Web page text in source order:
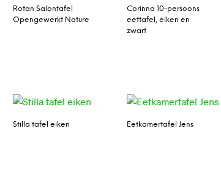
Rotan Salontafel
Opengewerkt Nature
Corinna 10-persoons
eettafel, eiken en
zwart
Stilla tafel eiken Eetkamertafel Jens